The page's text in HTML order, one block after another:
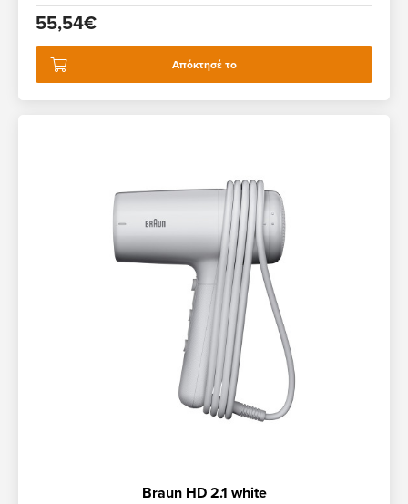
55,54€
Απόκτησέ το
Braun HD 2.1 white